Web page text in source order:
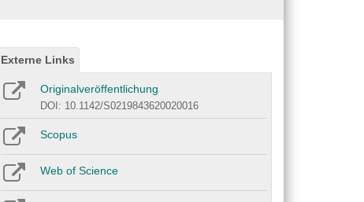
Externe Links
Originalveröffentlichung
DOI: 10.1142/S0219843620020016
Scopus
Web of Science